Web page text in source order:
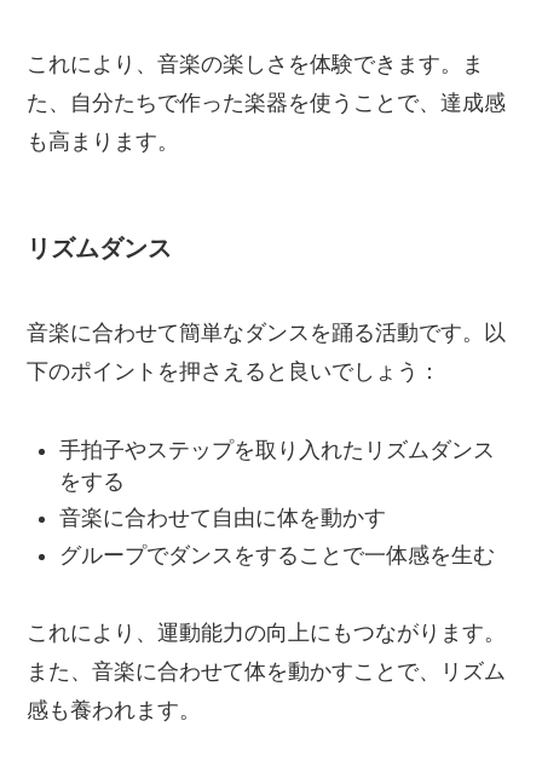
これにより、音楽の楽しさを体験できます。ま
た、自分たちで作った楽器を使うことで、達成感
も高まります。
リズムダンス
音楽に合わせて簡単なダンスを踊る活動です。以
下のポイントを押さえると良いでしょう：
手拍子やステップを取り入れたリズムダンス
をする
音楽に合わせて自由に体を動かす
グループでダンスをすることで一体感を生む
これにより、運動能力の向上にもつながります。
また、音楽に合わせて体を動かすことで、リズム
感も養われます。